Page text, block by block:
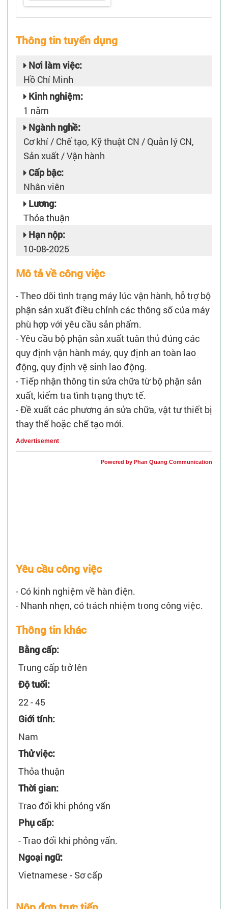
Thông tin tuyển dụng
Nơi làm việc:
Hồ Chí Minh
Kinh nghiệm:
1 năm
Ngành nghề:
Cơ khí / Chế tạo, Kỹ thuật CN / Quản lý CN,
Sản xuất / Vận hành
Cấp bậc:
Nhân viên
Lương:
Thỏa thuận
Hạn nộp:
10-08-2025
Mô tả về công việc
- Theo dõi tình trạng máy lúc vận hành, hỗ trợ bộ
phận sản xuất điều chỉnh các thông số của máy
phù hợp với yêu cầu sản phẩm.
- Yêu cầu bộ phận sản xuất tuân thủ đúng các
quy định vận hành máy, quy định an toàn lao
động, quy định vệ sinh lao động.
- Tiếp nhận thông tin sửa chữa từ bộ phận sản
xuất, kiểm tra tình trạng thực tế.
- Đề xuất các phương án sửa chữa, vật tư thiết bị
thay thế hoặc chế tạo mới.
Advertisement
Powered by Phan Quang Communication
Yêu cầu công việc
- Có kinh nghiệm về hàn điện.
- Nhanh nhẹn, có trách nhiệm trong công việc.
Thông tin khác
Bằng cấp:
Trung cấp trở lên
Độ tuổi:
22 - 45
Giới tính:
Nam
Thử việc:
Thỏa thuận
Thời gian:
Trao đổi khi phỏng vấn
Phụ cấp:
- Trao đổi khi phỏng vấn.
Ngoại ngữ:
Vietnamese - Sơ cấp